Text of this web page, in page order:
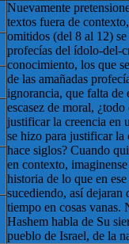
Nuevamente
textos fuera de
omitidos (del 8 al 12) se
profecías del ídolo-del-
conocimiento, los que
de las amañadas
ignorancia, que falta de
escasez de moral,
justificar la creencia en
se hizo para justificar
hace siglos? Cuando
en contexto,
historia de lo que en
sucediendo, así dejaran
tiempo en cosas vanas.
Hashem habla de Su
pueblo de Israel, de la